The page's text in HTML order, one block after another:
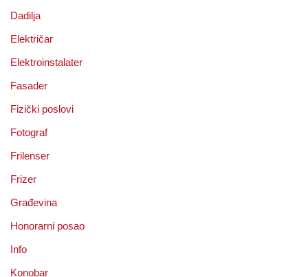
Dadilja
Električar
Elektroinstalater
Fasader
Fizički poslovi
Fotograf
Frilenser
Frizer
Građevina
Honorarni posao
Info
Konobar